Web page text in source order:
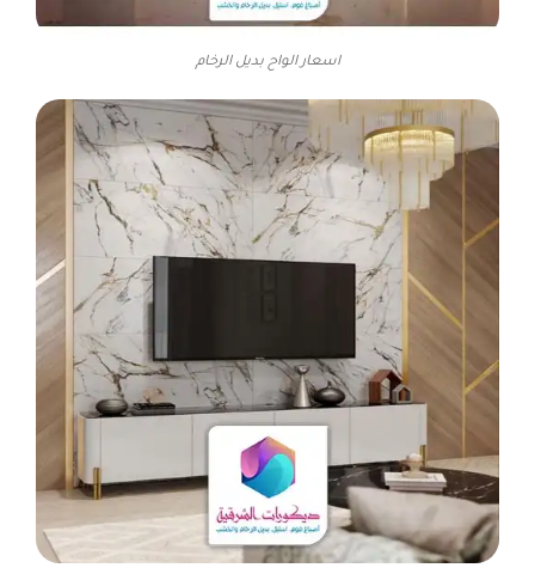
اسعار الواح بديل الرخام